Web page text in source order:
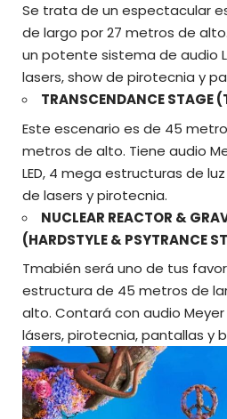
Se trata de un espectacular
de largo por 27 metros de
un potente sistema de audio
lasers, show de pirotecnia y
TRANSCENDANCE STAGE
Este escenario es de 45
metros de alto. Tiene audio
LED, 4 mega estructuras de
de lasers y pirotecnia.
NUCLEAR REACTOR &
(HARDSTYLE & PSYTRANCE
Tmabién será uno de tus
estructura de 45 metros de
alto. Contará con audio Meyer
lásers, pirotecnia, pantallas y